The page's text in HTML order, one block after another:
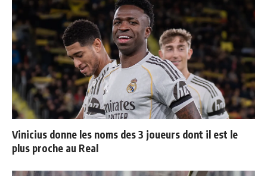
Vinicius donne les noms des 3 joueurs dont il est le
plus proche au Real